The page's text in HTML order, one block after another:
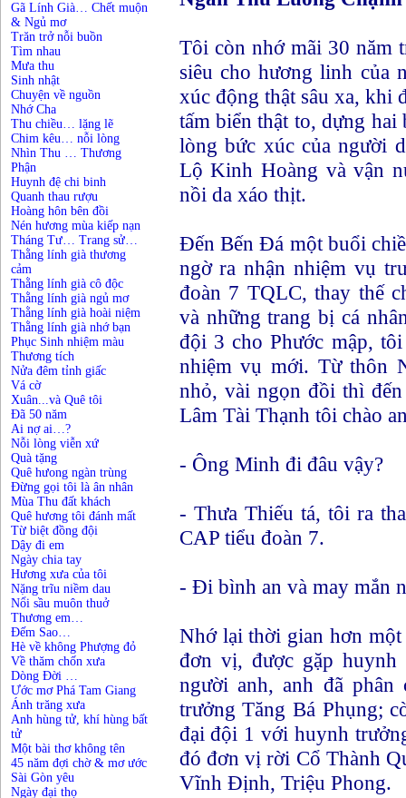
Gã Lính Già… Chết muộn
& Ngủ mơ
Trăn trở nỗi buồn
Tìm nhau
Mưa thu
Sinh nhật
Chuyện về nguồn
Nhớ Cha
Thu chiều… lặng lẽ
Chim kêu… nỗi lòng
Nhìn Thu … Thương
Phận
Huynh đệ chi binh
Quanh thau rượu
Hoàng hôn bên đồi
Nén hương mùa kiếp nạn
Tháng Tư… Trang sử…
Thằng lính già thương
cảm
Thằng lính già cô độc
Thằng lính già ngủ mơ
Thằng lính già hoài niệm
Thằng lính già nhớ bạn
Phục Sinh nhiệm màu
Thương tích
Nửa đêm tỉnh giấc
Vá cờ
Xuân...và Quê tôi
Đã 50 năm
Ai nợ ai…?
Nỗi lòng viễn xứ
Quà tặng
Quê hưong ngàn trùng
Đừng gọi tôi là ân nhân
Mùa Thu đất khách
Quê hương tôi đánh mất
Từ biệt đồng đội
Dậy đi em
Ngày chia tay
Hương xưa của tôi
Nặng trĩu niềm dau
Nổi sầu muôn thuở
Thương em…
Đếm Sao…
Hè về không Phượng đỏ
Về thăm chốn xưa
Dòng Đời …
Ước mơ Phá Tam Giang
Ánh trăng xưa
Anh hùng tử, khí hùng bất
tử
Một bài thơ không tên
45 năm đợi chờ & mơ ước
Sài Gòn yêu
Ngày đại thọ
Tôi còn nhớ mãi 30 năm
siêu cho hương linh của
xúc động thật sâu xa, khi
tấm biển thật to, dựng hai
lòng bức xúc của người
Lộ Kinh Hoàng và vận
nồi da xáo thịt.
Đến Bến Đá một buổi
ngờ ra nhận nhiệm vụ
đoàn 7 TQLC, thay thế
và những trang bị cá
đội 3 cho Phước mập,
nhiệm vụ mới. Từ thôn
nhỏ, vài ngọn đồi thì
Lâm Tài Thạnh tôi chào
- Ông Minh đi đâu vậy?
- Thưa Thiếu tá, tôi ra
CAP tiểu đoàn 7.
- Đi bình an và may mắn
Nhớ lại thời gian hơn
đơn vị, được gặp
người anh, anh đã
trưởng Tăng Bá Phụng;
đại đội 1 với huynh
đó đơn vị rời Cổ Thành
Vĩnh Định, Triệu Phong.